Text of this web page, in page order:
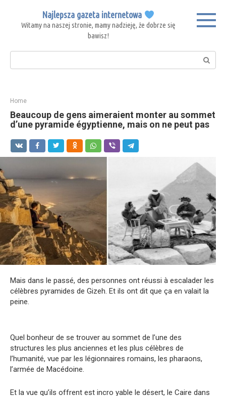
content
Najlepsza gazeta internetowa
Witamy na naszej stronie, mamy nadzieję, że dobrze się
bawisz!
Search:
Home
Beaucoup de gens aimeraient monter au sommet
d’une pyramide égyptienne, mais on ne peut pas
Mais dans le passé, des personnes ont réussi à escalader les
célèbres pyramides de Gizeh. Et ils ont dit que ça en valait la
peine.
Quel bonheur de se trouver au sommet de l’une des
structures les plus anciennes et les plus célèbres de
l’humanité, vue par les légionnaires romains, les pharaons,
l’armée de Macédoine.
Et la vue qu’ils offrent est incro yable le désert, le Caire dans